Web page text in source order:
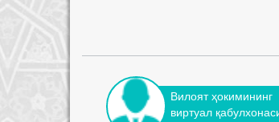
Вилоят ҳокимининг
виртуал